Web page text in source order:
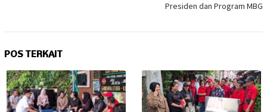
Presiden dan Program MBG
POS TERKAIT